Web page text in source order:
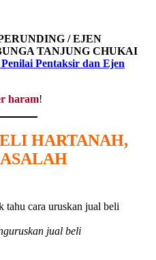
/ EJEN
TANJUNG CHUKAI
Pentaksir dan Ejen
haram!
HARTANAH,
jual beli